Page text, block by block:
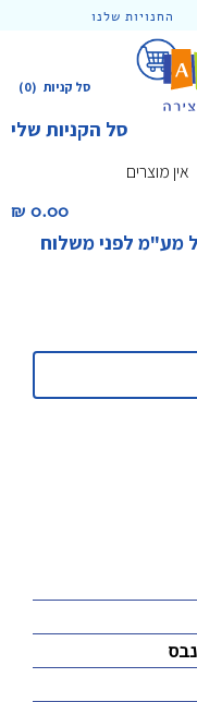
החנויות שלנו
(0) סל קניות
סל הקניות שלי
אין מוצרים
0.00 ₪‎
מע"מ לפני משלוח